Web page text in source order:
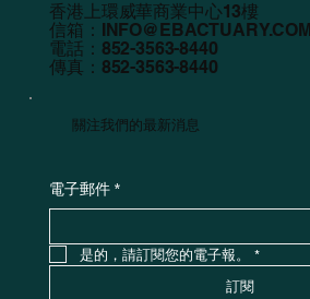
香港上環威華商業中心13樓
信箱：
INFO@EBACTUARY.COM
電話：852-3563-8440
傳真：852-3563-8440
關注我們的最新消息
電子郵件 *
是的，請訂閱您的電子報。
*
訂閱